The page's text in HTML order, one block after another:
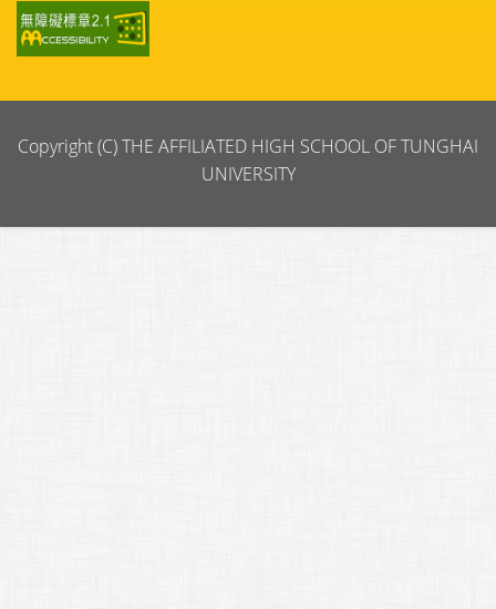
Copyright (C) THE AFFILIATED HIGH SCHOOL OF TUNGHAI
UNIVERSITY